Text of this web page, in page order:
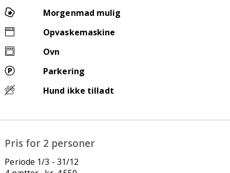
Morgenmad mulig
Opvaskemaskine
Ovn
Parkering
Hund ikke tilladt
Pris for 2 personer
Periode 1/3 - 31/12